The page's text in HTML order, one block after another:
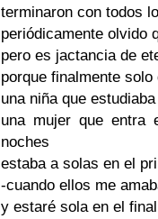
terminaron con todos
periódicamente olvido
pero es jactancia de
porque finalmente solo
una niña que
una mujer que
noches
estaba a solas en el
-cuando ellos me
y estaré sola en el final